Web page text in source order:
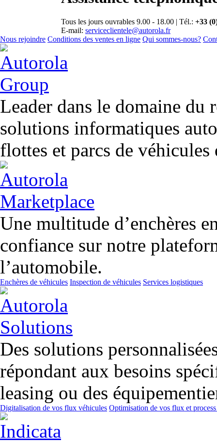
Tous les jours ouvrables 9.00 - 18.00 | Tél.: +33
E-mail: serviceclientele@autorola.fr
Nous rejoindre Conditions des ventes en ligne Qui sommes-nous?
Leader dans le domaine du
solutions informatiques
flottes et parcs de véhicules
Une multitude d’enchères
confiance sur notre
l’automobile.
Enchères de véhicules Inspection de véhicules Services logistiques
Des solutions
répondant aux besoins
leasing ou des
Digitalisation de vos flux véhicules Optimisation de vos flux et